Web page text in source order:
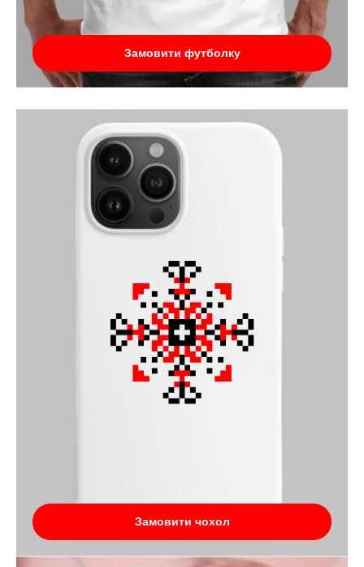
Замовити футболку
Замовити чохол